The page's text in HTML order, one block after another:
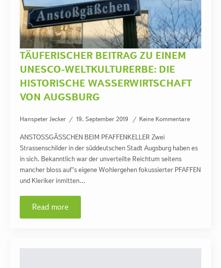
TÄUFERISCHER BEITRAG ZU EINEM
UNESCO-WELTKULTURERBE: DIE
HISTORISCHE WASSERWIRTSCHAFT
VON AUGSBURG
Hanspeter Jecker 19. September 2019 Keine Kommentare
ANSTOSSGÄSSCHEN BEIM PFAFFENKELLER Zwei
Strassenschilder in der süddeutschen Stadt Augsburg haben es
in sich. Bekanntlich war der unverteilte Reichtum seitens
mancher bloss auf’s eigene Wohlergehen fokussierter PFAFFEN
und Kleriker inmitten…
Read more